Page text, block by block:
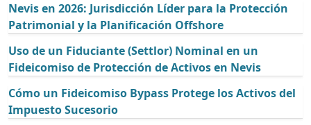
Nevis en 2026: Jurisdicción Líder para la Protección
Patrimonial y la Planificación Offshore
Uso de un Fiduciante (Settlor) Nominal en un
Fideicomiso de Protección de Activos en Nevis
Cómo un Fideicomiso Bypass Protege los Activos del
Impuesto Sucesorio